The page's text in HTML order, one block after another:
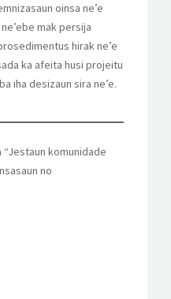
oinsa ne’e
mak persija
hirak ne’e
ka afeita husi projeitu
iha desizaun sira ne’e.
komunidade
no